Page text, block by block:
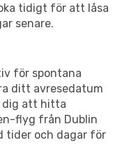
tidigt för att låsa
senare.
för spontana
ditt avresedatum
dig att hitta
flyg från Dublin
tider och dagar för